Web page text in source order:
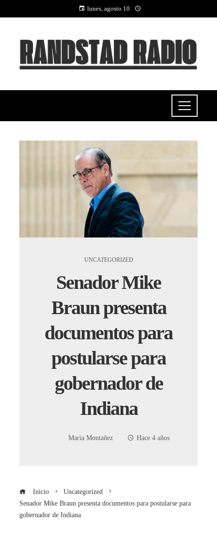
lunes, agosto 10
UNCATEGORIZED
Senador Mike
Braun presenta
documentos para
postularse para
gobernador de
Indiana
Maria Montañez Hace 4 años
Inicio
Uncategorized
Senador Mike Braun presenta documentos para postularse para
gobernador de Indiana